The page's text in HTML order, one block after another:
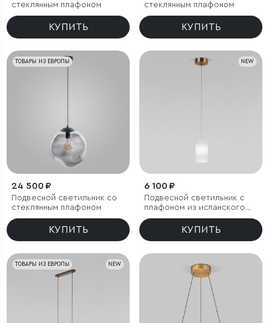
стеклянным плафоном
КУПИТЬ
стеклянным плафоном
КУПИТЬ
ТОВАРЫ ИЗ ЕВРОПЫ
24 500 ₽
Подвесной светильник со
стеклянным плафоном
КУПИТЬ
NEW
6 100 ₽
Подвесной светильник с
плафоном из испанского
алебастра
КУПИТЬ
NEW
ТОВАРЫ ИЗ ЕВРОПЫ